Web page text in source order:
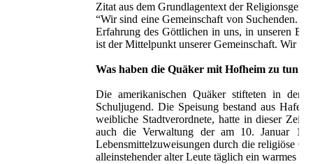
Zitat aus dem Grundlagentext der
“Wir sind eine Gemeinschaft von Suchenden.
Erfahrung des Göttlichen in uns, in unseren
ist der Mittelpunkt unserer Gemeinschaft. Wir
Was haben die Quäker mit Hofheim zu tun?
Die amerikanischen Quäker stifteten in den
Schuljugend. Die Speisung bestand aus
weibliche Stadtverordnete, hatte in dieser Zeit
auch die Verwaltung der am 10. Januar
Lebensmittelzuweisungen durch die religiöse
alleinstehender alter Leute täglich ein warmes